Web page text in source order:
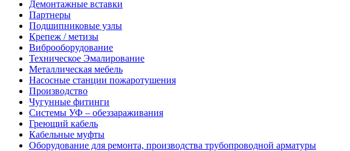
Демонтажные вставки
Партнеры
Подшипниковые узлы
Крепеж / метизы
Виброоборудование
Техническое Эмалирование
Металлическая мебель
Насосные станции пожаротушения
Производство
Чугунные фитинги
Системы УФ – обеззараживания
Греющий кабель
Кабельные муфты
Оборудование для ремонта, производства трубопроводной арматуры